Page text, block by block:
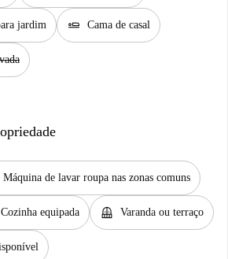
jardim airline_seat_flat Cama de casal
Máquina de lavar roupa nas zonas comuns
Cozinha equipada balcony Varanda ou terraço